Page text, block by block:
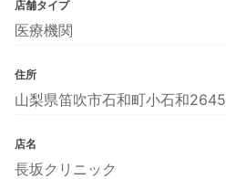
店舗タイプ
医療機関
住所
山梨県笛吹市石和町小石和2645
店名
長坂クリニック